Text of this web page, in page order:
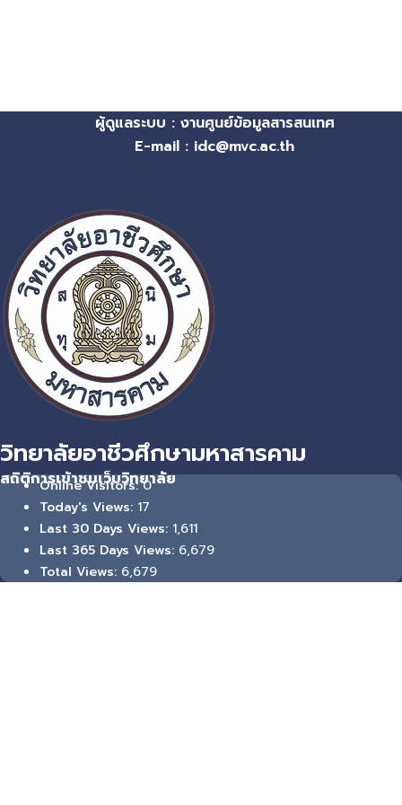
ผู้ดูแลระบบ : งานศูนย์ข้อมูลสารสนเทศ
E-mail : idc@mvc.ac.th
วิทยาลัยอาชีวศึกษามหาสารคาม
สถิติการเข้าชมเว็บวิทยาลัย
Online Visitors:0
Today's Views: 17
Last 30 Days Views: 1,611
Last 365 Days Views: 6,679
Total Views: 6,679